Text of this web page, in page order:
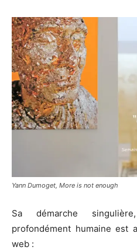
Yann Dumoget, More is not enough
Sa démarche
profondément humaine est
web :